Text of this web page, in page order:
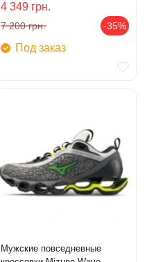
4 349 грн.
7 200 грн. -35%
Под заказ
Мужские повседневные